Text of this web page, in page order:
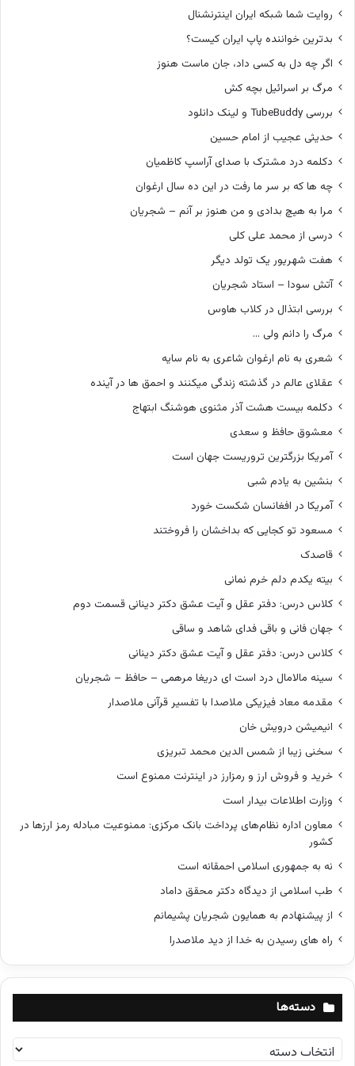
روایت شما شبکه ایران اینترنشنال
بدترین خواننده پاپ ایران کیست؟
اگر چه دل به کسی داد، جان ماست هنوز
مرگ بر اسرائیل بچه کش
بررسی TubeBuddy و لینک دانلود
حدیثی عجیب از امام حسین
دکلمه درد مشترک با صدای آراسپ کاظمیان
چه ها که بر سر ما رفت در این ده سال ارغوان
مرا به هیچ بدادی و من هنوز بر آنم – شجریان
درسی از محمد علی کلی
هفت شهریور یک تولد دیگر
آتش سودا – استاد شجریان
بررسی ابتذال در کلاب هاوس
مرگ را دانم ولی …
شعری به نام ارغوان شاعری به نام سایه
عقلای عالم در گذشته زندگی میکنند و احمق ها در آینده
دکلمه بیست هشت آذر مثنوی هوشنگ ابتهاج
معشوق حافظ و سعدی
آمریکا بزرگترین تروریست جهان است
بنشین به یادم شبی
آمریکا در افغانسان شکست خورد
مسعود تو کجایی که بداخشان را فروختند
قاصدک
بیته یکدم دلم خرم نمانی
کلاس درس: دفتر عقل و آیت عشق دکتر دینانی قسمت دوم
جهان فانی و باقی فدای شاهد و ساقی
کلاس درس: دفتر عقل و آیت عشق دکتر دینانی
سینه مالامال درد است ای دریغا مرهمی – حافظ – شجریان
مقدمه معاد فیزیکی ملاصدا با تفسیر قرآنی ملاصدار
انیمیشن درویش خان
سخنی زیبا از شمس الدین محمد تبریزی
خرید و فروش ارز و رمزارز در اینترنت ممنوع است
وزارت اطلاعات بیدار است
معاون اداره نظام‌های پرداخت بانک مرکزی: ممنوعیت مبادله رمز ارزها در
کشور
نه به جمهوری اسلامی احمقانه است
طب اسلامی از دیدگاه دکتر محقق داماد
از پیشنهادم به همایون شجریان پشیمانم
راه های رسیدن به خدا از دید ملاصدرا
دسته‌ها
س